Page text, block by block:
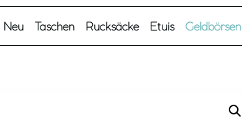
Neu Taschen Rucksäcke Etuis Geldbörsen